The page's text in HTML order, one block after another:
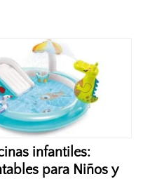
infantiles:
para Niños y